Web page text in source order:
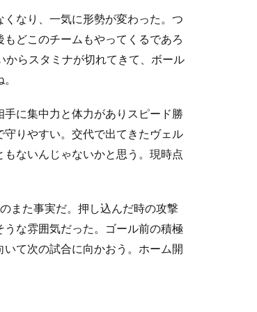
なり、一気に形勢が変わった。つ
どこのチームもやってくるであろ
からスタミナが切れてきて、ボール
に集中力と体力がありスピード勝
りやすい。交代で出てきたヴェル
ないんじゃないかと思う。現時点
また事実だ。押し込んだ時の攻撃
な雰囲気だった。ゴール前の積極
て次の試合に向かおう。ホーム開